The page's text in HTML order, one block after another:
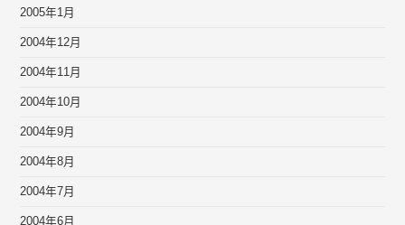
2005年1月
2004年12月
2004年11月
2004年10月
2004年9月
2004年8月
2004年7月
2004年6月